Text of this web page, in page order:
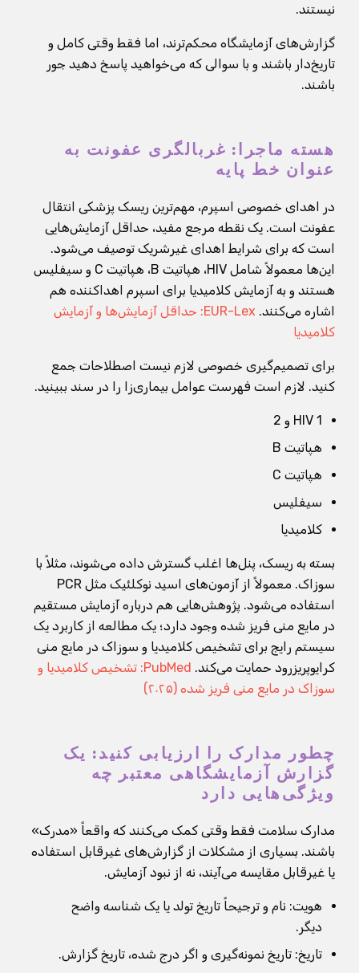
نیستند.
گزارش‌های آزمایشگاه محکم‌ترند، اما فقط وقتی کامل و
تاریخ‌دار باشند و با سوالی که می‌خواهید پاسخ دهید جور
باشند.
هسته ماجرا: غربالگری عفونت به
عنوان خط پایه
در اهدای خصوصی اسپرم، مهم‌ترین ریسک پزشکی انتقال
عفونت است. یک نقطه مرجع مفید، حداقل آزمایش‌هایی
است که برای شرایط اهدای غیرشریک توصیف می‌شود.
این‌ها معمولاً شامل HIV، هپاتیت B، هپاتیت C و سیفلیس
هستند و به آزمایش کلامیدیا برای اسپرم اهداکننده هم
اشاره می‌کنند.
EUR-Lex: حداقل آزمایش‌ها و آزمایش
کلامیدیا
برای تصمیم‌گیری خصوصی لازم نیست اصطلاحات جمع
کنید. لازم است فهرست عوامل بیماری‌زا را در سند ببینید.
HIV 1 و 2
هپاتیت B
هپاتیت C
سیفلیس
کلامیدیا
بسته به ریسک، پنل‌ها اغلب گسترش داده می‌شوند، مثلاً با
سوزاک. معمولاً از آزمون‌های اسید نوکلئیک مثل PCR
استفاده می‌شود. پژوهش‌هایی هم درباره آزمایش مستقیم
در مایع منی فریز شده وجود دارد؛ یک مطالعه از کاربرد یک
سیستم رایج برای تشخیص کلامیدیا و سوزاک در مایع منی
کرایوپریزرود حمایت می‌کند.
PubMed: تشخیص کلامیدیا و
سوزاک در مایع منی فریز شده (۲۰۲۵)
چطور مدارک را ارزیابی کنید: یک
گزارش آزمایشگاهی معتبر چه
ویژگی‌هایی دارد
مدارک سلامت فقط وقتی کمک می‌کنند که واقعاً «مدرک»
باشند. بسیاری از مشکلات از گزارش‌های غیرقابل استفاده
یا غیرقابل مقایسه می‌آیند، نه از نبود آزمایش.
هویت: نام و ترجیحاً تاریخ تولد یا یک شناسه واضح
دیگر.
تاریخ: تاریخ نمونه‌گیری و اگر درج شده، تاریخ گزارش.